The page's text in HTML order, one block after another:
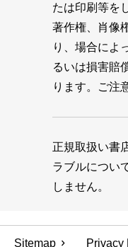
たは印刷等を
著作権、肖像
り、場合によ
るいは損害賠
ります。ご注
正規取扱い書
ラブルについ
しません。
Sitemap Privacy